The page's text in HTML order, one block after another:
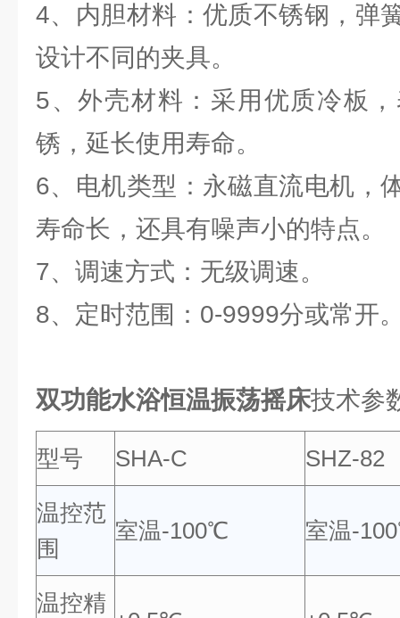
4、内胆材料：优质不锈钢，弹
设计不同的夹具。
5、外壳材料：采用优质冷板
锈，延长使用寿命。
6、电机类型：永磁直流电机，
寿命长，还具有噪声小的特点。
7、调速方式：无级调速。
8、定时范围：0-9999分或常开
双功能水浴恒温振荡摇床技术参
型号 SHA-C SHZ-82
温控范
围
室温-100℃ 室温-
温控精